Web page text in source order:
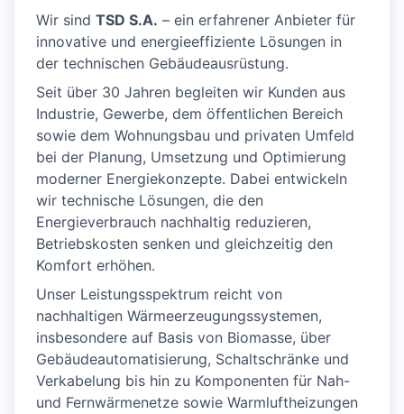
Wir sind TSD S.A. – ein erfahrener Anbieter für
innovative und energieeffiziente Lösungen in
der technischen Gebäudeausrüstung.
Seit über 30 Jahren begleiten wir Kunden aus
Industrie, Gewerbe, dem öffentlichen Bereich
sowie dem Wohnungsbau und privaten Umfeld
bei der Planung, Umsetzung und Optimierung
moderner Energiekonzepte. Dabei entwickeln
wir technische Lösungen, die den
Energieverbrauch nachhaltig reduzieren,
Betriebskosten senken und gleichzeitig den
Komfort erhöhen.
Unser Leistungsspektrum reicht von
nachhaltigen Wärmeerzeugungssystemen,
insbesondere auf Basis von Biomasse, über
Gebäudeautomatisierung, Schaltschränke und
Verkabelung bis hin zu Komponenten für Nah-
und Fernwärmenetze sowie Warmluftheizungen